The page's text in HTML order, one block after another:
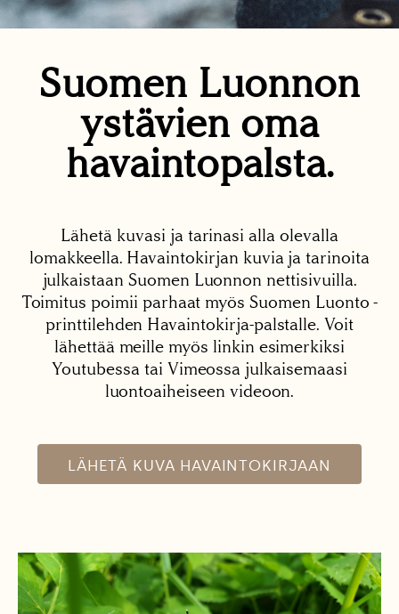
Suomen Luonnon
ystävien oma
havaintopalsta.
Lähetä kuvasi ja tarinasi alla olevalla
lomakkeella. Havaintokirjan kuvia ja tarinoita
julkaistaan Suomen Luonnon nettisivuilla.
Toimitus poimii parhaat myös Suomen Luonto -
printtilehden Havaintokirja-palstalle. Voit
lähettää meille myös linkin esimerkiksi
Youtubessa tai Vimeossa julkaisemaasi
luontoaiheiseen videoon.
LÄHETÄ KUVA HAVAINTOKIRJAAN